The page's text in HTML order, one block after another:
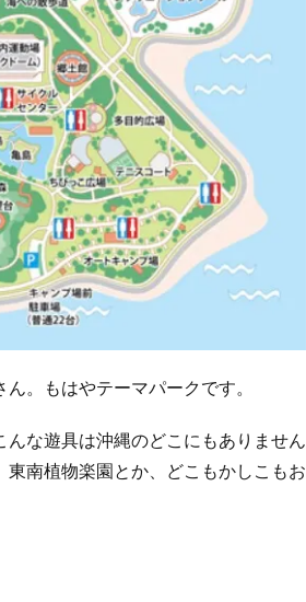
。もはやテーマパークです。
な遊具は沖縄のどこにもありません
南植物楽園とか、どこもかしこもお